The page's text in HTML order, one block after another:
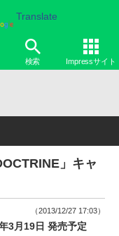
Translate
検索 Impressサイト
」キャ
（2013/12/27 17:03）
3月19日 発売予定